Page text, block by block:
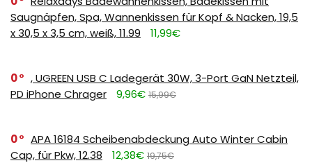
Saugnäpfen, Spa, Wannenkissen für Kopf & Nacken, 19,5
x 30,5 x 3,5 cm, weiß, 11.99
11,99€
0
, UGREEN USB C Ladegerät 30W, 3-Port GaN Netzteil,
PD iPhone Chrager
9,96€ 15,99€
0
APA 16184 Scheibenabdeckung Auto Winter Cabin
Cap, für Pkw, 12.38
12,38€ 19,75€